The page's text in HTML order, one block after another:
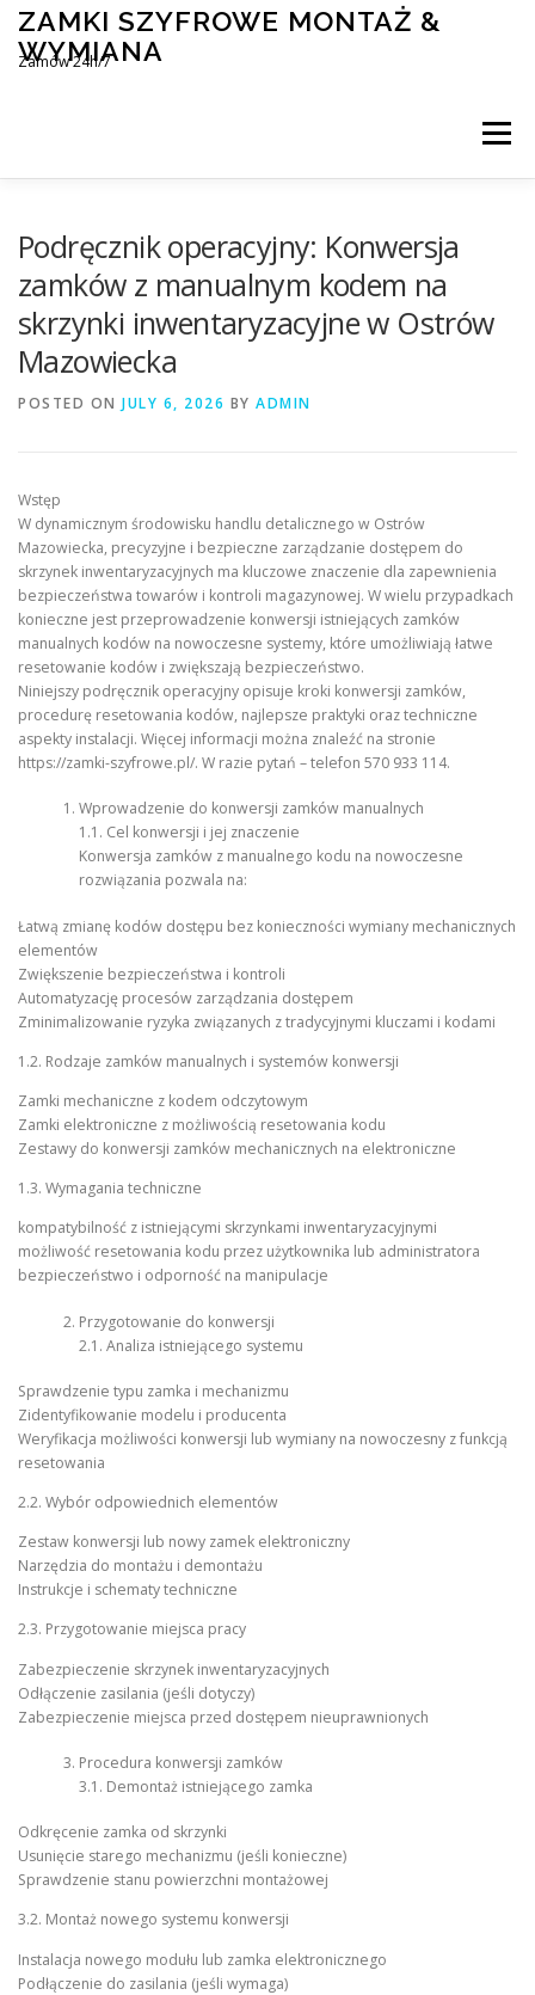
Skip
content
ZAMKI SZYFROWE MONTAŻ &
WYMIANA
Zamów 24h/7
Menu
KONTAKT
Podręcznik operacyjny: Konwersja
zamków z manualnym kodem na
skrzynki inwentaryzacyjne w Ostrów
Mazowiecka
POSTED ON JULY 6, 2026 BY ADMIN
Wstęp
W dynamicznym środowisku handlu detalicznego w Ostrów
Mazowiecka, precyzyjne i bezpieczne zarządzanie dostępem do
skrzynek inwentaryzacyjnych ma kluczowe znaczenie dla zapewnienia
bezpieczeństwa towarów i kontroli magazynowej. W wielu przypadkach
konieczne jest przeprowadzenie konwersji istniejących zamków
manualnych kodów na nowoczesne systemy, które umożliwiają łatwe
resetowanie kodów i zwiększają bezpieczeństwo.
Niniejszy podręcznik operacyjny opisuje kroki konwersji zamków,
procedurę resetowania kodów, najlepsze praktyki oraz techniczne
aspekty instalacji. Więcej informacji można znaleźć na stronie
https://zamki-szyfrowe.pl/. W razie pytań – telefon 570 933 114.
Wprowadzenie do konwersji zamków manualnych
1.1. Cel konwersji i jej znaczenie
Konwersja zamków z manualnego kodu na nowoczesne
rozwiązania pozwala na:
Łatwą zmianę kodów dostępu bez konieczności wymiany mechanicznych
elementów
Zwiększenie bezpieczeństwa i kontroli
Automatyzację procesów zarządzania dostępem
Zminimalizowanie ryzyka związanych z tradycyjnymi kluczami i kodami
1.2. Rodzaje zamków manualnych i systemów konwersji
Zamki mechaniczne z kodem odczytowym
Zamki elektroniczne z możliwością resetowania kodu
Zestawy do konwersji zamków mechanicznych na elektroniczne
1.3. Wymagania techniczne
kompatybilność z istniejącymi skrzynkami inwentaryzacyjnymi
możliwość resetowania kodu przez użytkownika lub administratora
bezpieczeństwo i odporność na manipulacje
Przygotowanie do konwersji
2.1. Analiza istniejącego systemu
Sprawdzenie typu zamka i mechanizmu
Zidentyfikowanie modelu i producenta
Weryfikacja możliwości konwersji lub wymiany na nowoczesny z funkcją
resetowania
2.2. Wybór odpowiednich elementów
Zestaw konwersji lub nowy zamek elektroniczny
Narzędzia do montażu i demontażu
Instrukcje i schematy techniczne
2.3. Przygotowanie miejsca pracy
Zabezpieczenie skrzynek inwentaryzacyjnych
Odłączenie zasilania (jeśli dotyczy)
Zabezpieczenie miejsca przed dostępem nieuprawnionych
Procedura konwersji zamków
3.1. Demontaż istniejącego zamka
Odkręcenie zamka od skrzynki
Usunięcie starego mechanizmu (jeśli konieczne)
Sprawdzenie stanu powierzchni montażowej
3.2. Montaż nowego systemu konwersji
Instalacja nowego modułu lub zamka elektronicznego
Podłączenie do zasilania (jeśli wymaga)